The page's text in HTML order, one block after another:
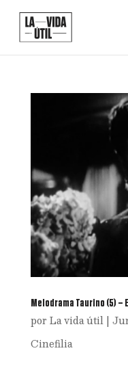
Melodrama Taurino (5) –
por La vida útil|
Cinefilia